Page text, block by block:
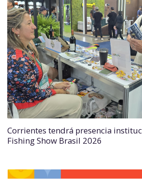
Corrientes tendrá presencia
Fishing Show Brasil 2026